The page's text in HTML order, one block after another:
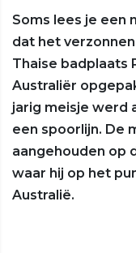
Soms lees je een
dat het
Thaise badplaats
Australiër
jarig meisje werd
een spoorlijn. De
aangehouden op
waar hij op het
Australië.